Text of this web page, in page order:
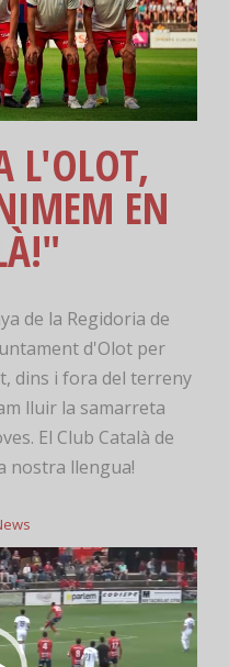
L'OLOT,
EN
de la Regidoria de
d'Olot per
dins i fora del terreny
lluir la samarreta
El Club Català de
nostra llengua!